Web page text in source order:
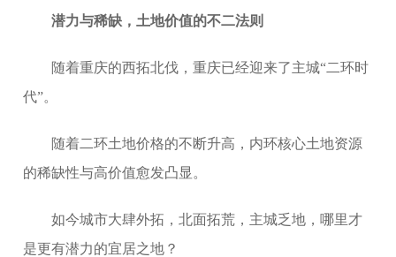
潜力与稀缺，土地价值的不二法则
随着重庆的西拓北伐，重庆已经迎来了主城“二环时
代”。
随着二环土地价格的不断升高，内环核心土地资源
的稀缺性与高价值愈发凸显。
如今城市大肆外拓，北面拓荒，主城乏地，哪里才
是更有潜力的宜居之地？